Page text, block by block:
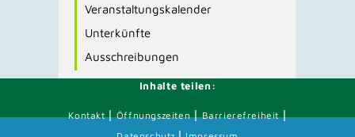
Veranstaltungskalender
Unterkünfte
Ausschreibungen
Inhalte teilen:
Kontakt|Öffnungszeiten|Barrierefreiheit|